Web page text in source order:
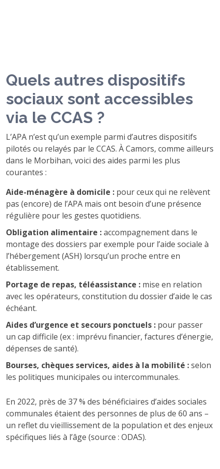
Quels autres dispositifs
sociaux sont accessibles
via le CCAS ?
L’APA n’est qu’un exemple parmi d’autres dispositifs
pilotés ou relayés par le CCAS. À Camors, comme ailleurs
dans le Morbihan, voici des aides parmi les plus
courantes :
Aide-ménagère à domicile : pour ceux qui ne relèvent
pas (encore) de l’APA mais ont besoin d’une présence
régulière pour les gestes quotidiens.
Obligation alimentaire :accompagnement dans le
montage des dossiers par exemple pour l’aide sociale à
l’hébergement (ASH) lorsqu’un proche entre en
établissement.
Portage de repas, téléassistance : mise en relation
avec les opérateurs, constitution du dossier d’aide le cas
échéant.
Aides d’urgence et secours ponctuels : pour passer
un cap difficile (ex : imprévu financier, factures d’énergie,
dépenses de santé).
Bourses, chèques services, aides à la mobilité :selon
les politiques municipales ou intercommunales.
En 2022, près de 37 % des bénéficiaires d’aides sociales
communales étaient des personnes de plus de 60 ans –
un reflet du vieillissement de la population et des enjeux
spécifiques liés à l’âge (source : ODAS).